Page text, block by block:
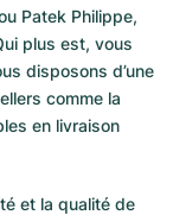
Patek Philippe,
plus est, vous
disposons d’une
comme la
en livraison
et la qualité de